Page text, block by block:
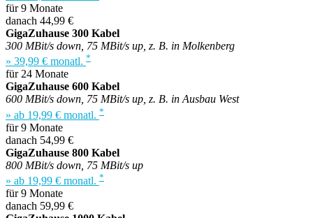
für 9 Monate
danach 44,99 €
GigaZuhause 300 Kabel
300 MBit/s down, 75 MBit/s up, z. B. in Molkenberg
» 39,99 € monatl. *
für 24 Monate
GigaZuhause 600 Kabel
600 MBit/s down, 75 MBit/s up, z. B. in Ausbau West
» ab 19,99 € monatl. *
für 9 Monate
danach 54,99 €
GigaZuhause 800 Kabel
800 MBit/s down, 75 MBit/s up
» ab 19,99 € monatl. *
für 9 Monate
danach 59,99 €